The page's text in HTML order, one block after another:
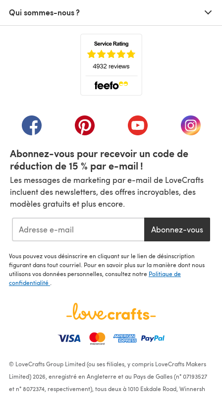
Qui sommes-nous ?
(s'ouvre dans un nouvel onglet)
(s'ouvre dans un nouvel onglet)
(s'ouvre dans un(s'ouvre
Abonnez-vous pour recevoir un code de
réduction de 15 % par e-mail !
Les messages de marketing par e-mail de LoveCrafts
incluent des newsletters, des offres incroyables, des
modèles gratuits et plus encore.
Abonnez-vous
Vous pouvez vous désinscrire en cliquant sur le lien de désinscription
figurant dans tout courriel. Pour en savoir plus sur la manière dont nous
utilisons vos données personnelles, consultez notre Politique de
confidentialité
© LoveCrafts Group Limited (ou ses filiales, y compris LoveCrafts Makers
Limited) 2026, enregistré en Angleterre et au Pays de Galles (n° 07193527
et n° 8072374, respectivement), tous deux à 1010 Eskdale Road, Winnersh